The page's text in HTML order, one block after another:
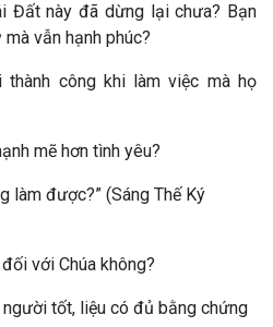
Đất này đã dừng lại chưa? Bạn
vẫn hạnh phúc?
thành công khi làm việc mà họ
mẽ hơn tình yêu?
làm được?” (Sáng Thế Ký
với Chúa không?
tốt, liệu có đủ bằng chứng